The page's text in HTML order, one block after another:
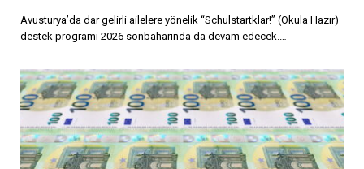
Avusturya’da dar gelirli ailelere yönelik “Schulstartklar!” (Okula Hazır)
destek programı 2026 sonbaharında da devam edecek.…